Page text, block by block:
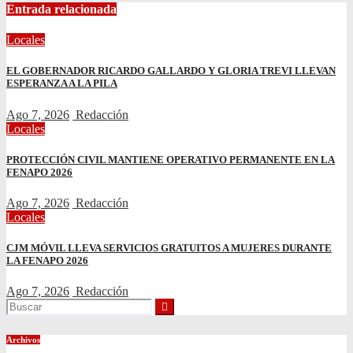
Entrada relacionada
Locales
EL GOBERNADOR RICARDO GALLARDO Y GLORIA TREVI LLEVAN
ESPERANZA A LA PILA
Ago 7, 2026 Redacción
Locales
PROTECCIÓN CIVIL MANTIENE OPERATIVO PERMANENTE EN LA
FENAPO 2026
Ago 7, 2026 Redacción
Locales
CJM MÓVIL LLEVA SERVICIOS GRATUITOS A MUJERES DURANTE
LA FENAPO 2026
Ago 7, 2026 Redacción
Archivos